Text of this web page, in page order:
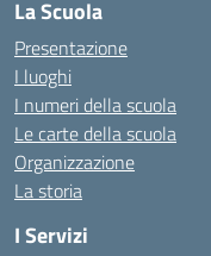
La Scuola
Presentazione
I luoghi
I numeri della scuola
Le carte della scuola
Organizzazione
La storia
I Servizi